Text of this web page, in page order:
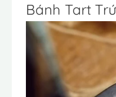
Bánh Tart